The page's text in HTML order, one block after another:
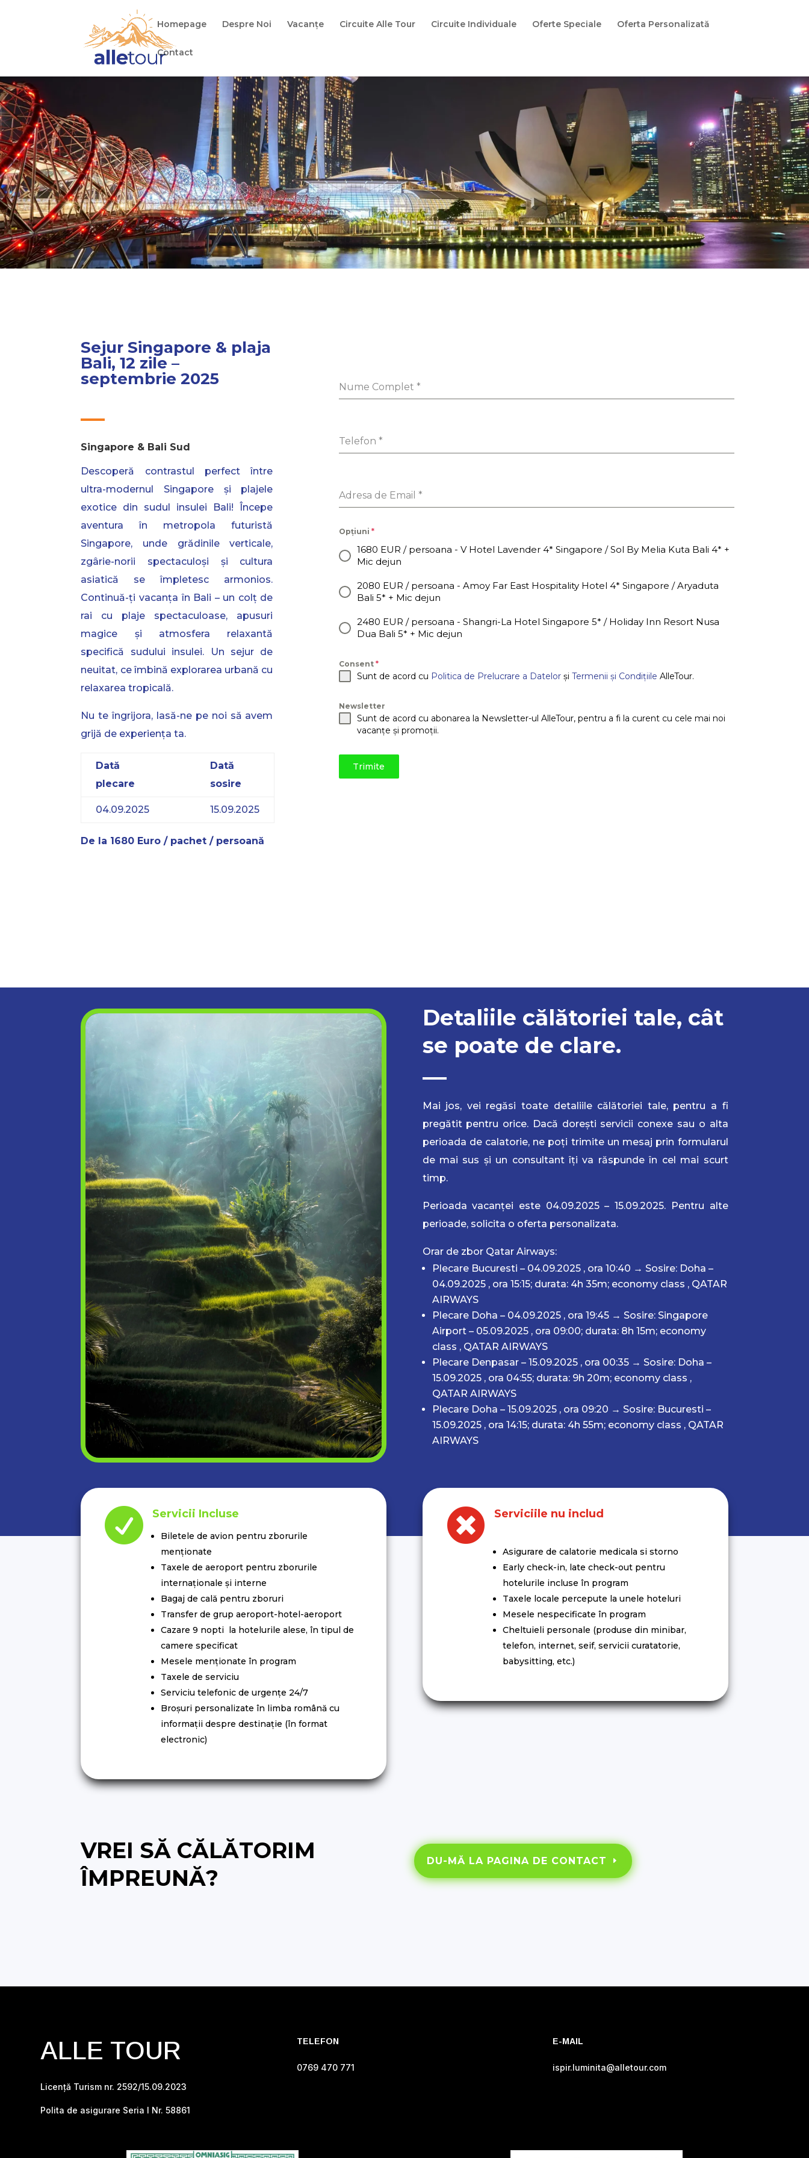
Homepage Despre Noi Vacanțe Circuite Alle Tour Circuite Individuale Oferte Speciale Oferta Personalizată
Contact
Sejur Singapore & plaja
Bali, 12 zile –
septembrie 2025
Singapore & Bali Sud
Descoperă contrastul perfect între
ultra-modernul Singapore și plajele
exotice din sudul insulei Bali! Începe
aventura în metropola futuristă
Singapore, unde grădinile verticale,
zgârie-norii spectaculoși și cultura
asiatică se împletesc armonios.
Continuă-ți vacanța în Bali – un colț de
rai cu plaje spectaculoase, apusuri
magice și atmosfera relaxantă
specifică sudului insulei. Un sejur de
neuitat, ce îmbină explorarea urbană cu
relaxarea tropicală.
Nu te îngrijora, lasă-ne pe noi să avem
grijă de experiența ta.
Dată
plecare
Dată
sosire
04.09.2025 15.09.2025
De la 1680 Euro / pachet / persoană
Nume Complet *
Telefon *
Adresa de Email *
Opțiuni *
1680 EUR / persoana - V Hotel Lavender 4* Singapore / Sol By Melia Kuta Bali 4* +
Mic dejun
2080 EUR / persoana - Amoy Far East Hospitality Hotel 4* Singapore / Aryaduta
Bali 5* + Mic dejun
2480 EUR / persoana - Shangri-La Hotel Singapore 5* / Holiday Inn Resort Nusa
Dua Bali 5* + Mic dejun
Consent *
Sunt de acord cu Politica de Prelucrare a Datelorși Termenii și Condițiile AlleTour.
Newsletter
Sunt de acord cu abonarea la Newsletter-ul AlleTour, pentru a fi la curent cu cele mai noi
vacanțe și promoții.
Trimite
Detaliile călătoriei tale, cât
se poate de clare.
Mai jos, vei regăsi toate detaliile călătoriei tale, pentru a fi
pregătit pentru orice. Dacă dorești servicii conexe sau o alta
perioada de calatorie, ne poți trimite un mesaj prin formularul
de mai sus și un consultant îți va răspunde în cel mai scurt
timp.
Perioada vacanței este 04.09.2025 – 15.09.2025. Pentru alte
perioade, solicita o oferta personalizata.
Orar de zbor Qatar Airways:
Plecare Bucuresti – 04.09.2025 , ora 10:40 → Sosire: Doha –
04.09.2025 , ora 15:15; durata: 4h 35m; economy class , QATAR
AIRWAYS
Plecare Doha – 04.09.2025 , ora 19:45 → Sosire: Singapore
Airport – 05.09.2025 , ora 09:00; durata: 8h 15m; economy
class , QATAR AIRWAYS
Plecare Denpasar – 15.09.2025 , ora 00:35 → Sosire: Doha –
15.09.2025 , ora 04:55; durata: 9h 20m; economy class ,
QATAR AIRWAYS
Plecare Doha – 15.09.2025 , ora 09:20 → Sosire: Bucuresti –
15.09.2025 , ora 14:15; durata: 4h 55m; economy class , QATAR
AIRWAYS
 Servicii Incluse
Biletele de avion pentru zborurile
menționate
Taxele de aeroport pentru zborurile
internaționale și interne
Bagaj de cală pentru zboruri
Transfer de grup aeroport-hotel-aeroport
Cazare 9 nopti la hotelurile alese, în tipul de
camere specificat
Mesele menționate în program
Taxele de serviciu
Serviciu telefonic de urgențe 24/7
Broșuri personalizate în limba română cu
informații despre destinație (în format
electronic)
 Serviciile nu includ
Asigurare de calatorie medicala si storno
Early check-in, late check-out pentru
hotelurile incluse în program
Taxele locale percepute la unele hoteluri
Mesele nespecificate în program
Cheltuieli personale (produse din minibar,
telefon, internet, seif, servicii curatatorie,
babysitting, etc.)
VREI SĂ CĂLĂTORIM
ÎMPREUNĂ?
DU-MĂ LA PAGINA DE CONTACT
ALLE TOUR
Licență Turism nr. 2592/15.09.2023
Polita de asigurare Seria I Nr. 58861
TELEFON
0769 470 771
E-MAIL
ispir.luminita@alletour.com